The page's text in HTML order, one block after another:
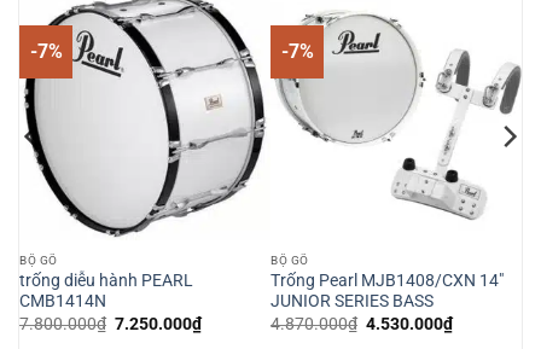
-7%
BỘ GÕ
trống diễu hành PEARL
CMB1414N
7.800.000₫ Giá
7.250.000₫Giá
hiện
-7%
BỘ GÕ
Trống Pearl MJB1408/CXN 14″
JUNIOR SERIES BASS
4.870.000₫ Giá
4.530.000₫Giá
hiện